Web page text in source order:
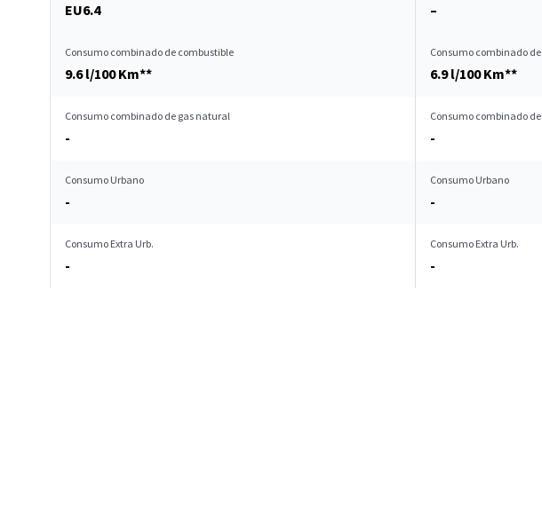
EU6.4 –
Consumo combinado de combustible
9.6 l/100 Km**
Consumo combinado
6.9 l/100 Km**
Consumo combinado de gas natural
-
Consumo combinado
-
Consumo Urbano
-
Consumo Urbano
-
Consumo Extra Urb.
-
Consumo Extra Urb.
-